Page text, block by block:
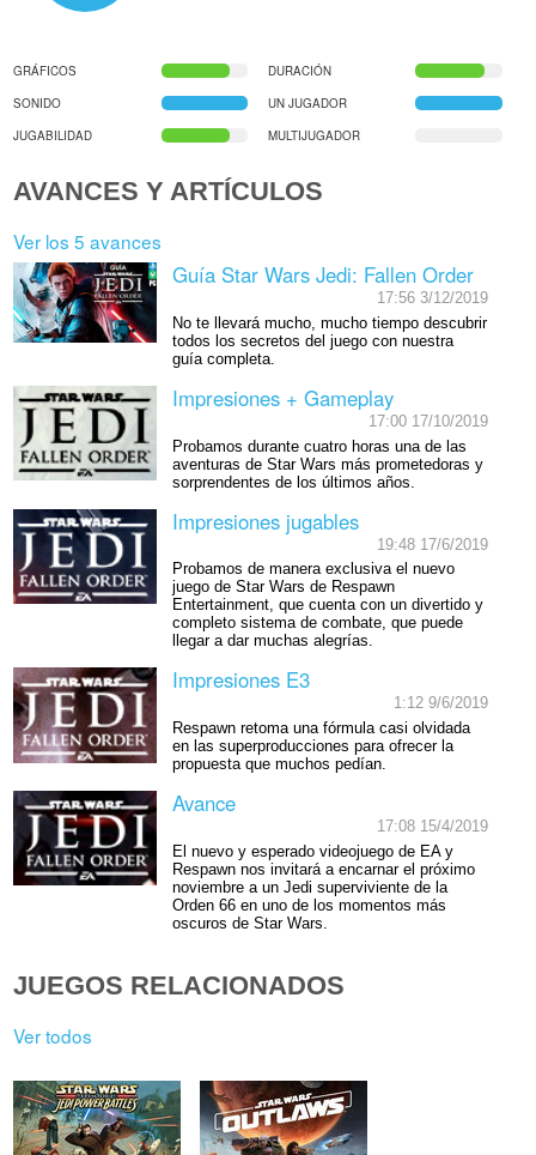
GRÁFICOS
DURACIÓN
SONIDO
UN JUGADOR
JUGABILIDAD
MULTIJUGADOR
AVANCES Y ARTÍCULOS
Ver los 5 avances
Guía Star Wars Jedi: Fallen Order
17:56 3/12/2019
No te llevará mucho, mucho tiempo descubrir
todos los secretos del juego con nuestra
guía completa.
Impresiones + Gameplay
17:00 17/10/2019
Probamos durante cuatro horas una de las
aventuras de Star Wars más prometedoras y
sorprendentes de los últimos años.
Impresiones jugables
19:48 17/6/2019
Probamos de manera exclusiva el nuevo
juego de Star Wars de Respawn
Entertainment, que cuenta con un divertido y
completo sistema de combate, que puede
llegar a dar muchas alegrías.
Impresiones E3
1:12 9/6/2019
Respawn retoma una fórmula casi olvidada
en las superproducciones para ofrecer la
propuesta que muchos pedían.
Avance
17:08 15/4/2019
El nuevo y esperado videojuego de EA y
Respawn nos invitará a encarnar el próximo
noviembre a un Jedi superviviente de la
Orden 66 en uno de los momentos más
oscuros de Star Wars.
JUEGOS RELACIONADOS
Ver todos